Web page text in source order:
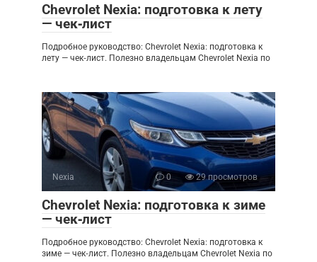
Chevrolet Nexia: подготовка к лету
— чек‑лист
Подробное руководство: Chevrolet Nexia: подготовка к
лету — чек‑лист. Полезно владельцам Chevrolet Nexia по
Nexia 0 29 просмотров
Chevrolet Nexia: подготовка к зиме
— чек‑лист
Подробное руководство: Chevrolet Nexia: подготовка к
зиме — чек‑лист. Полезно владельцам Chevrolet Nexia по